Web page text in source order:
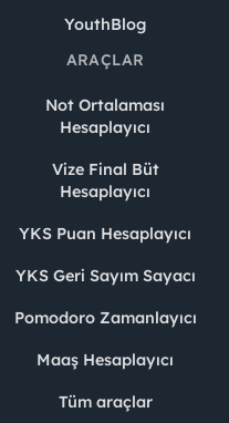
YouthBlog
ARAÇLAR
Not Ortalaması
Hesaplayıcı
Vize Final Büt
Hesaplayıcı
YKS Puan Hesaplayıcı
YKS Geri Sayım Sayacı
Pomodoro Zamanlayıcı
Maaş Hesaplayıcı
Tüm araçlar